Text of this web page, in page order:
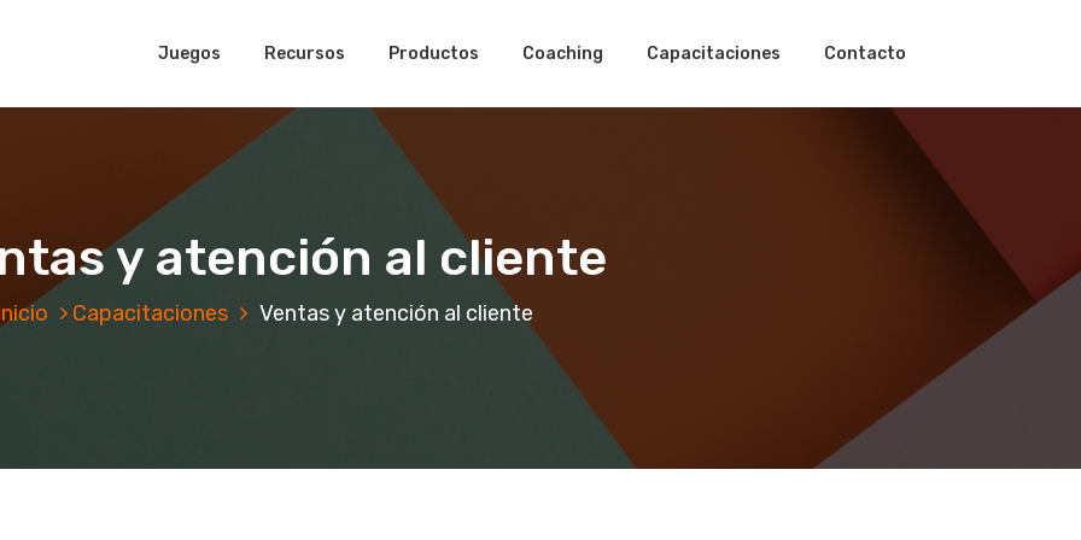
Juegos Recursos Productos Coaching Capacitaciones Contacto
y atención al cliente
Capacitaciones Ventas y atención al cliente